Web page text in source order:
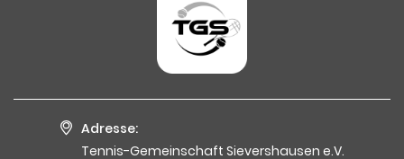
Adresse:
Tennis-Gemeinschaft Sievershausen e.V.